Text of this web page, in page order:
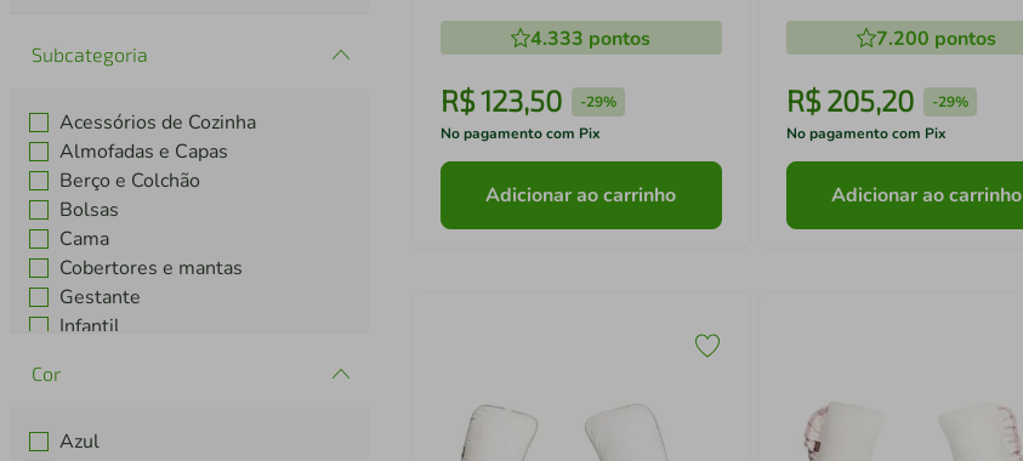
Subcategoria
Acessórios de Cozinha
Almofadas e Capas
Berço e Colchão
Bolsas
Cama
Cobertores e mantas
Gestante
Infantil
Cor
Azul
Batistela
4.333 pontos
R$123,50 -29%
No pagamento com Pix
Adicionar ao carrinho
- Batistela
7.200 pontos
R$ 205,20 -29%
No pagamento com Pix
Adicionar ao carrinho